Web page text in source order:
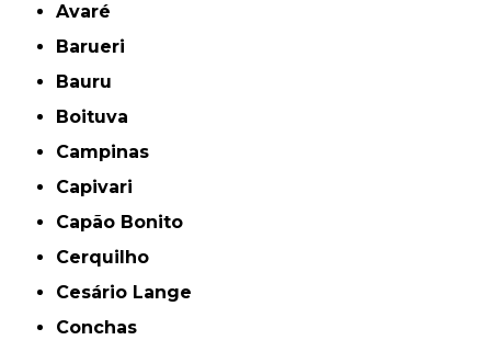
Avaré
Barueri
Bauru
Boituva
Campinas
Capivari
Capão Bonito
Cerquilho
Cesário Lange
Conchas